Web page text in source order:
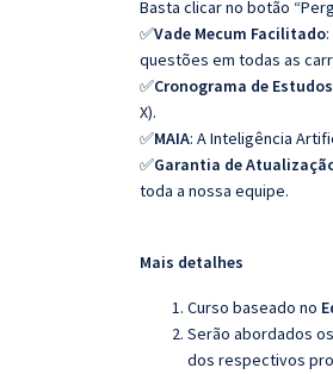
Basta clicar no botão
✅Vade Mecum Facilitado
questões em todas as
✅Cronograma de
X).
✅MAIA: A Inteligência
✅Garantia de
toda a nossa equipe.
Mais detalhes
Curso baseado no
Serão abordados
dos respectivos